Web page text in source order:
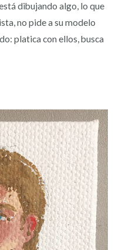
dibujando algo, lo que
no pide a su modelo
platica con ellos, busca